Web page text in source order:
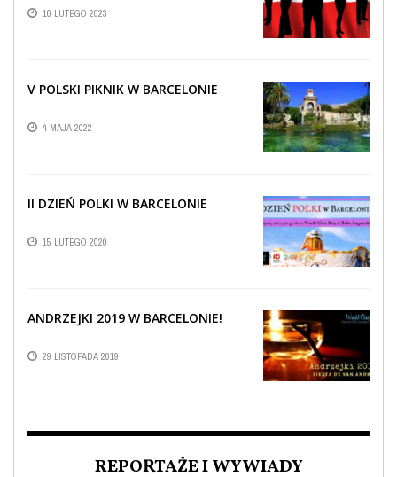
10 LUTEGO 2023
V POLSKI PIKNIK W BARCELONIE
4 MAJA 2022
II DZIEŃ POLKI W BARCELONIE
15 LUTEGO 2020
ANDRZEJKI 2019 W BARCELONIE!
29 LISTOPADA 2019
REPORTAŻE I WYWIADY